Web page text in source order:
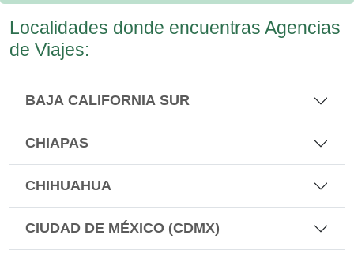
Localidades donde encuentras Agencias
de Viajes:
BAJA CALIFORNIA SUR
CHIAPAS
CHIHUAHUA
CIUDAD DE MÉXICO (CDMX)